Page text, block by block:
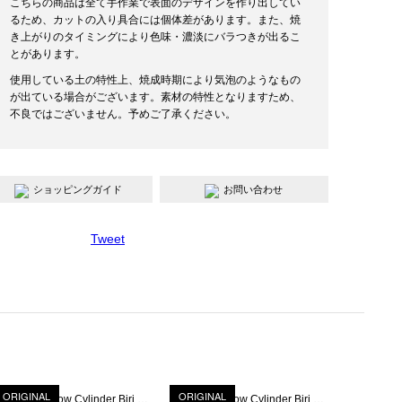
こちらの商品は全て手作業で表面のデザインを作り出してい
るため、カットの入り具合には個体差があります。また、焼
き上がりのタイミングにより色味・濃淡にバラつきが出るこ
とがあります。
使用している土の特性上、焼成時期により気泡のようなもの
が出ている場合がございます。素材の特性となりますため、
不良ではございません。予めご了承ください。
ショッピングガイド お問い合わせ
Tweet
ORIGINAL ORIGINAL